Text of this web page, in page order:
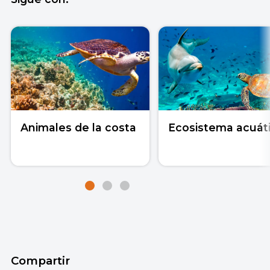
Animales de la costa Ecosistema
Compartir